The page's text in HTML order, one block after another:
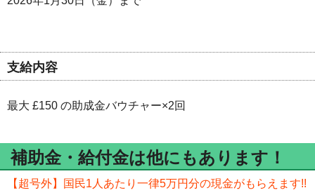
支給内容
最大 £150 の助成金バウチャー×2回
補助金・給付金は他にもあります！
【超号外】国民1人あたり一律5万円分の現金がもらえます!!